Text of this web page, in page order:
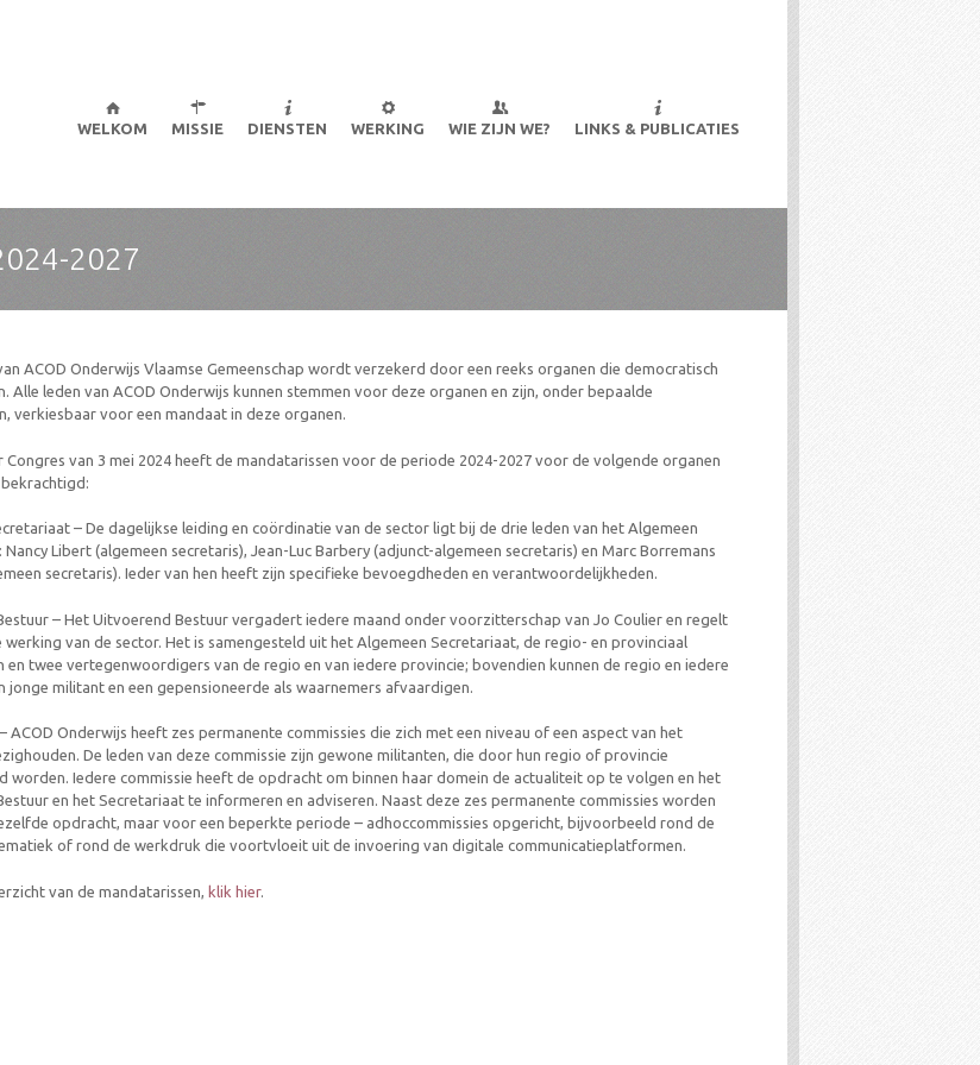
Skip
to
WELKOM MISSIE DIENSTEN WERKING WIE ZIJN WE? LINKS & PUBLICATIES
2027
ACOD Onderwijs Vlaamse Gemeenschap wordt verzekerd door een reeks organen die democratisch
Alle leden van ACOD Onderwijs kunnen stemmen voor deze organen en zijn, onder bepaalde
verkiesbaar voor een mandaat in deze organen.
van 3 mei 2024 heeft de mandatarissen voor de periode 2024-2027 voor de volgende organen
– De dagelijkse leiding en coördinatie van de sector ligt bij de drie leden van het Algemeen
Libert (algemeen secretaris), Jean-Luc Barbery (adjunct-algemeen secretaris) en Marc Borremans
secretaris). Ieder van hen heeft zijn specifieke bevoegdheden en verantwoordelijkheden.
– Het Uitvoerend Bestuur vergadert iedere maand onder voorzitterschap van Jo Coulier en regelt
werking van de sector. Het is samengesteld uit het Algemeen Secretariaat, de regio- en provinciaal
en twee vertegenwoordigers van de regio en van iedere provincie; bovendien kunnen de regio en iedere
jonge militant en een gepensioneerde als waarnemers afvaardigen.
ACOD Onderwijs heeft zes permanente commissies die zich met een niveau of een aspect van het
De leden van deze commissie zijn gewone militanten, die door hun regio of provincie
worden. Iedere commissie heeft de opdracht om binnen haar domein de actualiteit op te volgen en het
en het Secretariaat te informeren en adviseren. Naast deze zes permanente commissies worden
opdracht, maar voor een beperkte periode – adhoccommissies opgericht, bijvoorbeeld rond de
of rond de werkdruk die voortvloeit uit de invoering van digitale communicatieplatformen.
van de mandatarissen, klik hier.